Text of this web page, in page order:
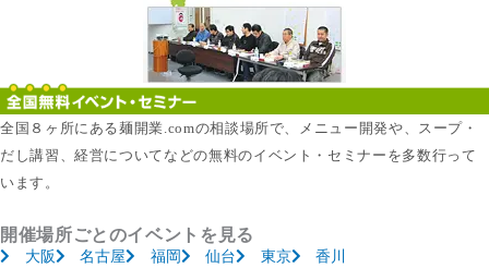
全国８ヶ所にある麺開業.comの相談場所で、メニュー開発や、スープ・
だし講習、経営についてなどの無料のイベント・セミナーを多数行って
います。
開催場所ごとのイベントを見る
大阪 名古屋 福岡 仙台 東京 香川